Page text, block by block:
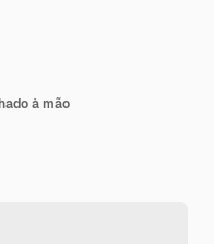
à mão